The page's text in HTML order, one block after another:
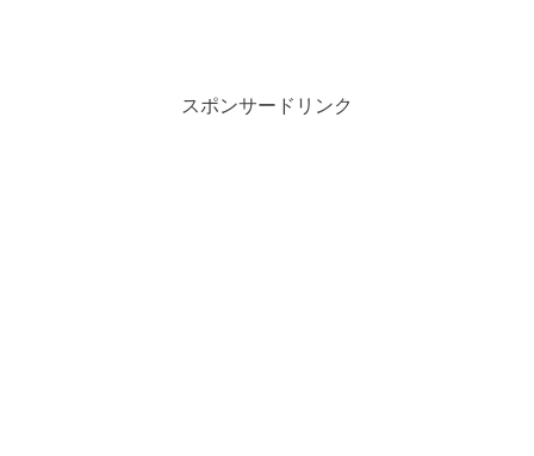
スポンサードリンク